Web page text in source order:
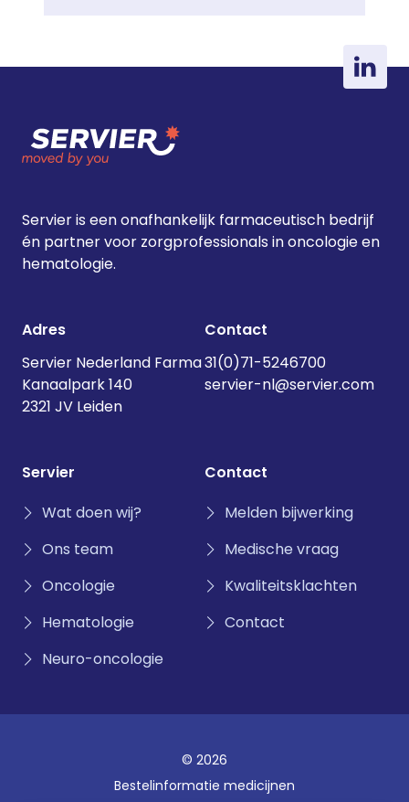
Servier is een onafhankelijk farmaceutisch bedrijf
én partner voor zorgprofessionals in oncologie en
hematologie.
Adres
Servier Nederland Farma
Kanaalpark 140
2321 JV Leiden
Contact
31(0)71-5246700
servier-nl@servier.com
Servier
Wat doen wij?
Ons team
Oncologie
Hematologie
Neuro-oncologie
Contact
Melden bijwerking
Medische vraag
Kwaliteitsklachten
Contact
© 2026
Bestelinformatie medicijnen